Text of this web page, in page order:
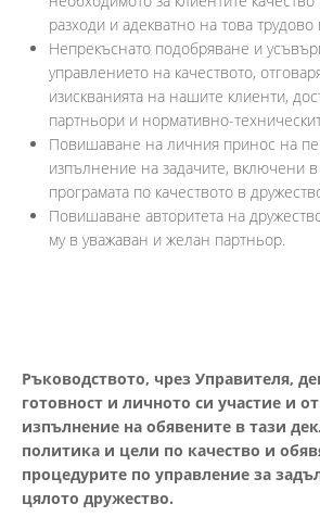
разходи и адекватно на това
Непрекъснато подобряване и
управлението на качеството,
изискванията на нашите клиенти,
партньори и нормативно-
Повишаване на личния принос на
изпълнение на задачите, включени в
програмата по качеството в
Повишаване авторитета на
му в уважаван и желан партньор.
Ръководството, чрез Управителя,
готовност и личното си участие и
изпълнение на обявените в тази
политика и цели по качество и
процедурите по управление за
цялото дружество.